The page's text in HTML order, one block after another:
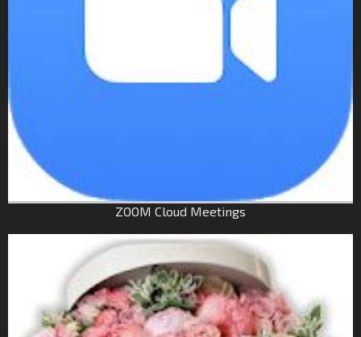
ZOOM Cloud Meetings